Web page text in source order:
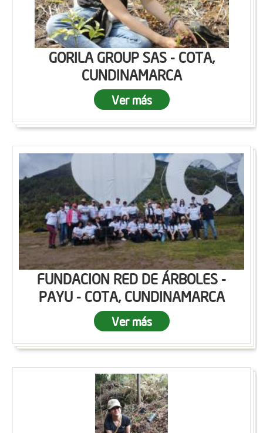
GORILA GROUP SAS - COTA,
CUNDINAMARCA
Ver más
FUNDACION RED DE ÁRBOLES -
PAYU - COTA, CUNDINAMARCA
Ver más